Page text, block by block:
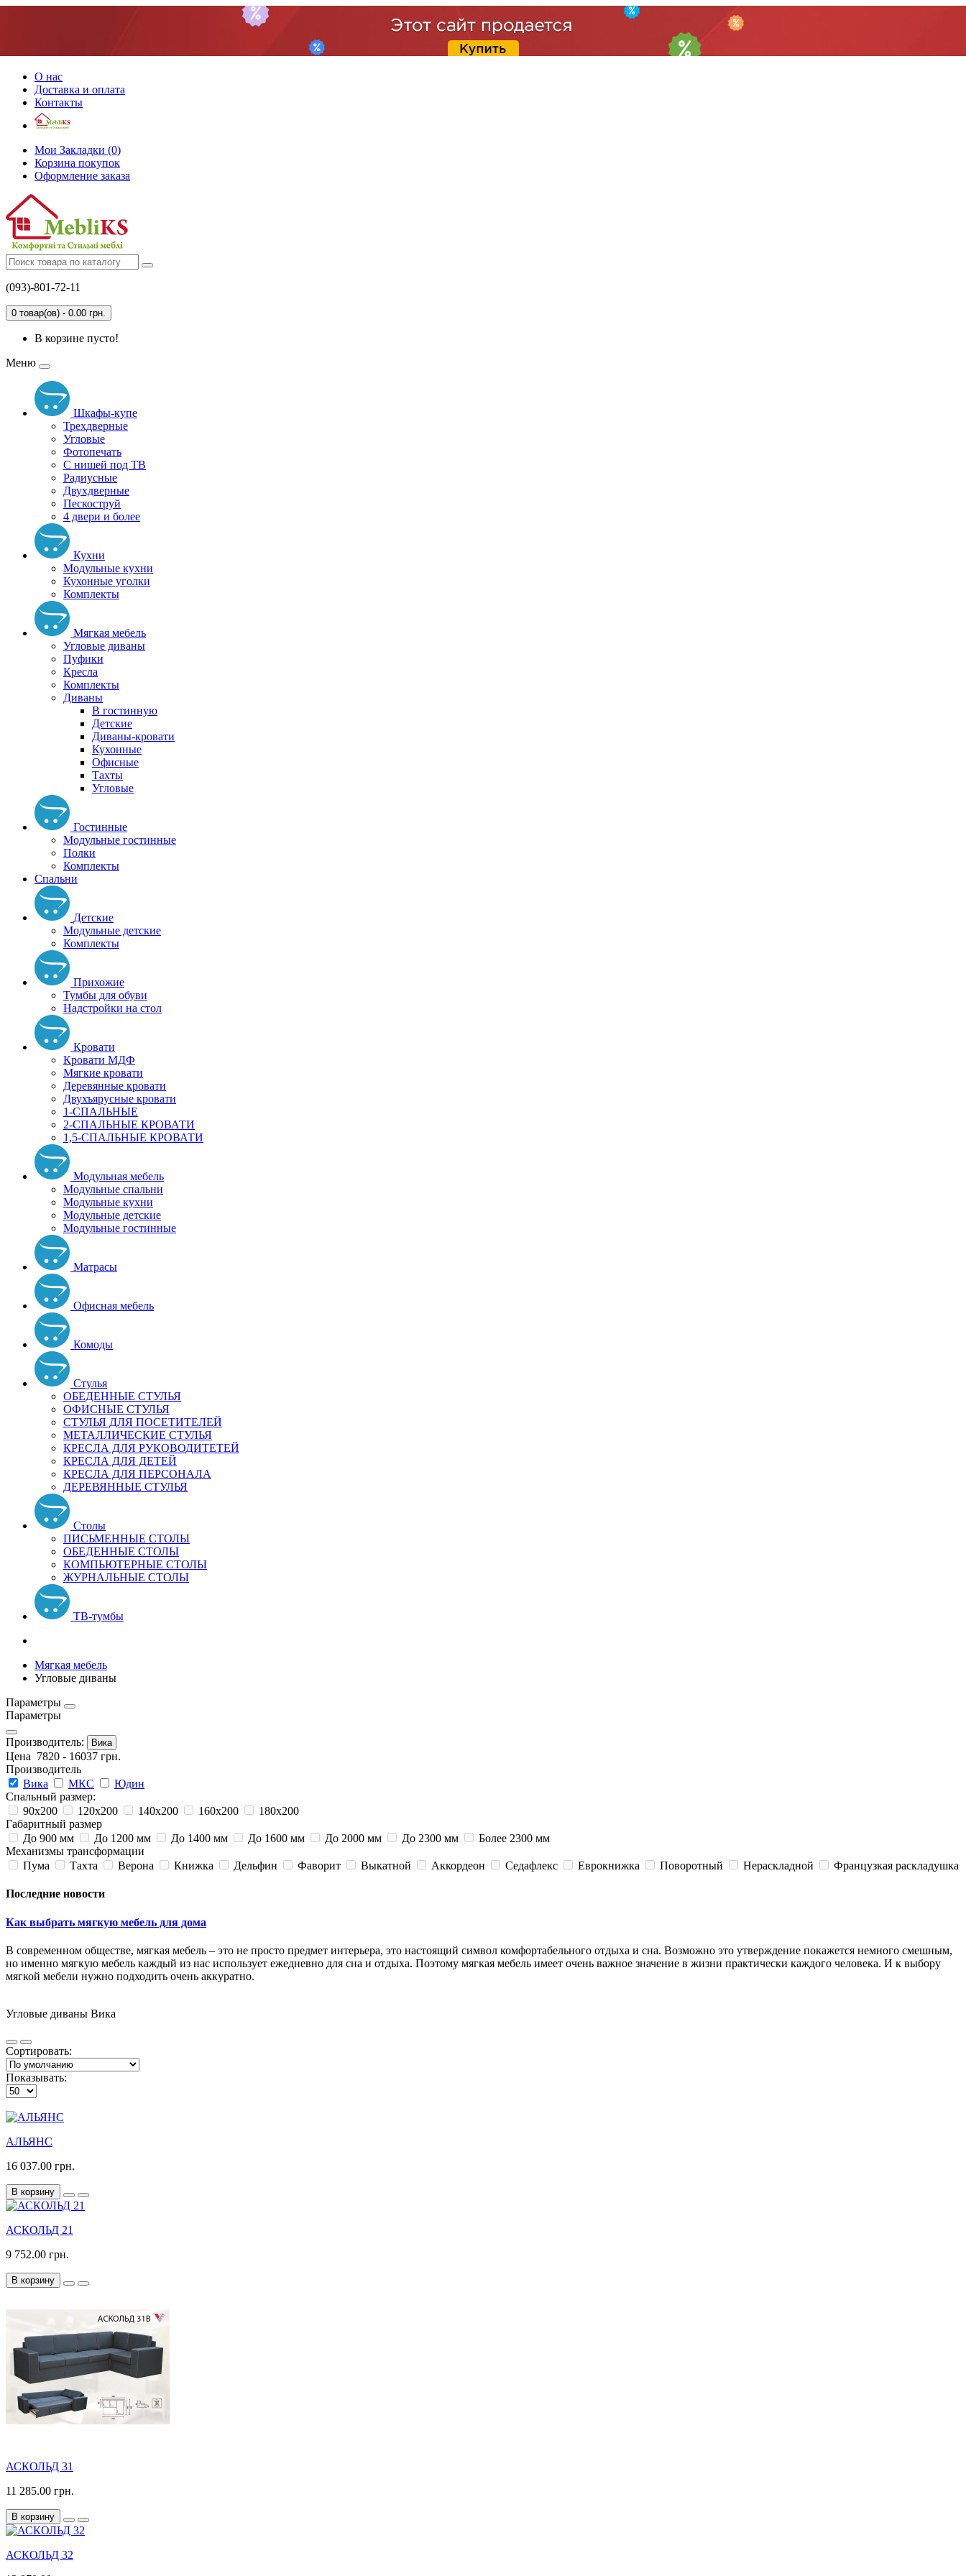
О нас
Доставка и оплата
Контакты
Мои Закладки (0)
Корзина покупок
Оформление заказа
(093)-801-72-11
0 товар(ов) - 0.00 грн.
В корзине пусто!
Меню
Шкафы-купе
Трехдверные
Угловые
Фотопечать
С нишей под ТВ
Радиусные
Двухдверные
Пескоструй
4 двери и более
Кухни
Модульные кухни
Кухонные уголки
Комплекты
Мягкая мебель
Угловые диваны
Пуфики
Кресла
Комплекты
Диваны
В гостинную
Детские
Диваны-кровати
Кухонные
Офисные
Тахты
Угловые
Гостинные
Модульные гостинные
Полки
Комплекты
Спальни
Детские
Модульные детские
Комплекты
Прихожие
Тумбы для обуви
Надстройки на стол
Кровати
Кровати МДФ
Мягкие кровати
Деревянные кровати
Двухъярусные кровати
1-СПАЛЬНЫЕ
2-СПАЛЬНЫЕ КРОВАТИ
1,5-СПАЛЬНЫЕ КРОВАТИ
Модульная мебель
Модульные спальни
Модульные кухни
Модульные детские
Модульные гостинные
Матрасы
Офисная мебель
Комоды
Стулья
ОБЕДЕННЫЕ СТУЛЬЯ
ОФИСНЫЕ СТУЛЬЯ
СТУЛЬЯ ДЛЯ ПОСЕТИТЕЛЕЙ
МЕТАЛЛИЧЕСКИЕ СТУЛЬЯ
КРЕСЛА ДЛЯ РУКОВОДИТЕТЕЙ
КРЕСЛА ДЛЯ ДЕТЕЙ
КРЕСЛА ДЛЯ ПЕРСОНАЛА
ДЕРЕВЯННЫЕ СТУЛЬЯ
Столы
ПИСЬМЕННЫЕ СТОЛЫ
ОБЕДЕННЫЕ СТОЛЫ
КОМПЬЮТЕРНЫЕ СТОЛЫ
ЖУРНАЛЬНЫЕ СТОЛЫ
ТВ-тумбы
Мягкая мебель
Угловые диваны
Параметры
Параметры
Производитель: Вика
Цена 7820 - 16037 грн.
Производитель
Вика
МКС
Юдин
Спальный размер:
90х200
120х200 140х200 160х200
180х200
Габаритный размер
До 900 мм
До 1200 мм До 1400 мм До 1600 мм До 2000 мм До 2300 мм
Более 2300 мм
Механизмы трансформации
Пума
Тахта Верона Книжка Дельфин Фаворит Выкатной Аккордеон Седафлекс Еврокнижка Поворотный Нераскладной Французкая раскладушка
Последние новости
Как выбрать мягкую мебель для дома
В современном обществе, мягкая мебель – это не просто предмет интерьера, это настоящий символ комфортабельного отдыха и сна. Возможно это утверждение покажется немного смешным,
но именно мягкую мебель каждый из нас использует ежедневно для сна и отдыха. Поэтому мягкая мебель имеет очень важное значение в жизни практически каждого человека. И к выбору
мягкой мебели нужно подходить очень аккуратно.
Угловые диваны Вика
Сортировать:
Показывать:
АЛЬЯНС
16 037.00 грн.
В корзину
АСКОЛЬД 21
9 752.00 грн.
В корзину
АСКОЛЬД 31
11 285.00 грн.
В корзину
АСКОЛЬД 32